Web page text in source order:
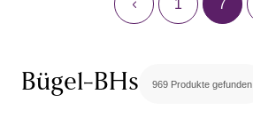
Multiway-BHs / Trägerlose BHs
1 7
Bügel-BHs 969 Produkte gefunden